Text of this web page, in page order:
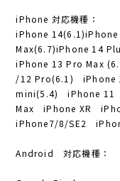
iPhone 対応機種：
iPhone
Max(6.7)iPhone 14
iPhone 13 Pro Max
/12 Pro(6.1) iPhone
mini(5.4) iPhone
Max iPhone XR
iPhone7/8/SE2
Android 対応機種：